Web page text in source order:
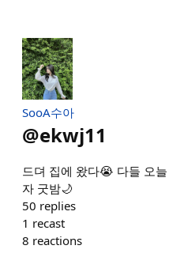
SooA수아
@ekwj11
드뎌 집에 왔다😭 다들 오
자 굿밤🌙
50 replies
1 recast
8 reactions